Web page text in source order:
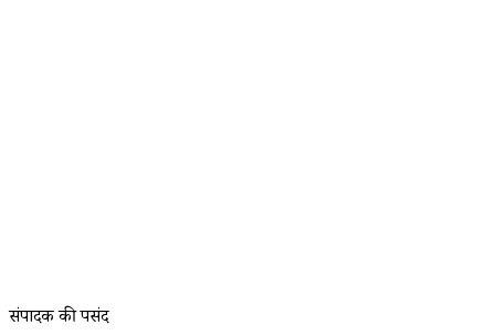
संपादक की पसंद